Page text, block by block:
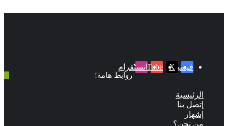
فيسبوك
‫X
‫YouTubeانستقرام
روابط هامة!
نحن؟